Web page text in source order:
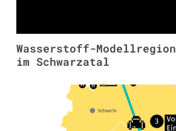
Wasserstoff-Modellregion
im Schwarzatal